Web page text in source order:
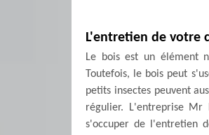
L'entretien de votre
Le bois est un élément
Toutefois, le bois peut
petits insectes peuvent
régulier. L'entreprise Mr
s'occuper de l'entretien